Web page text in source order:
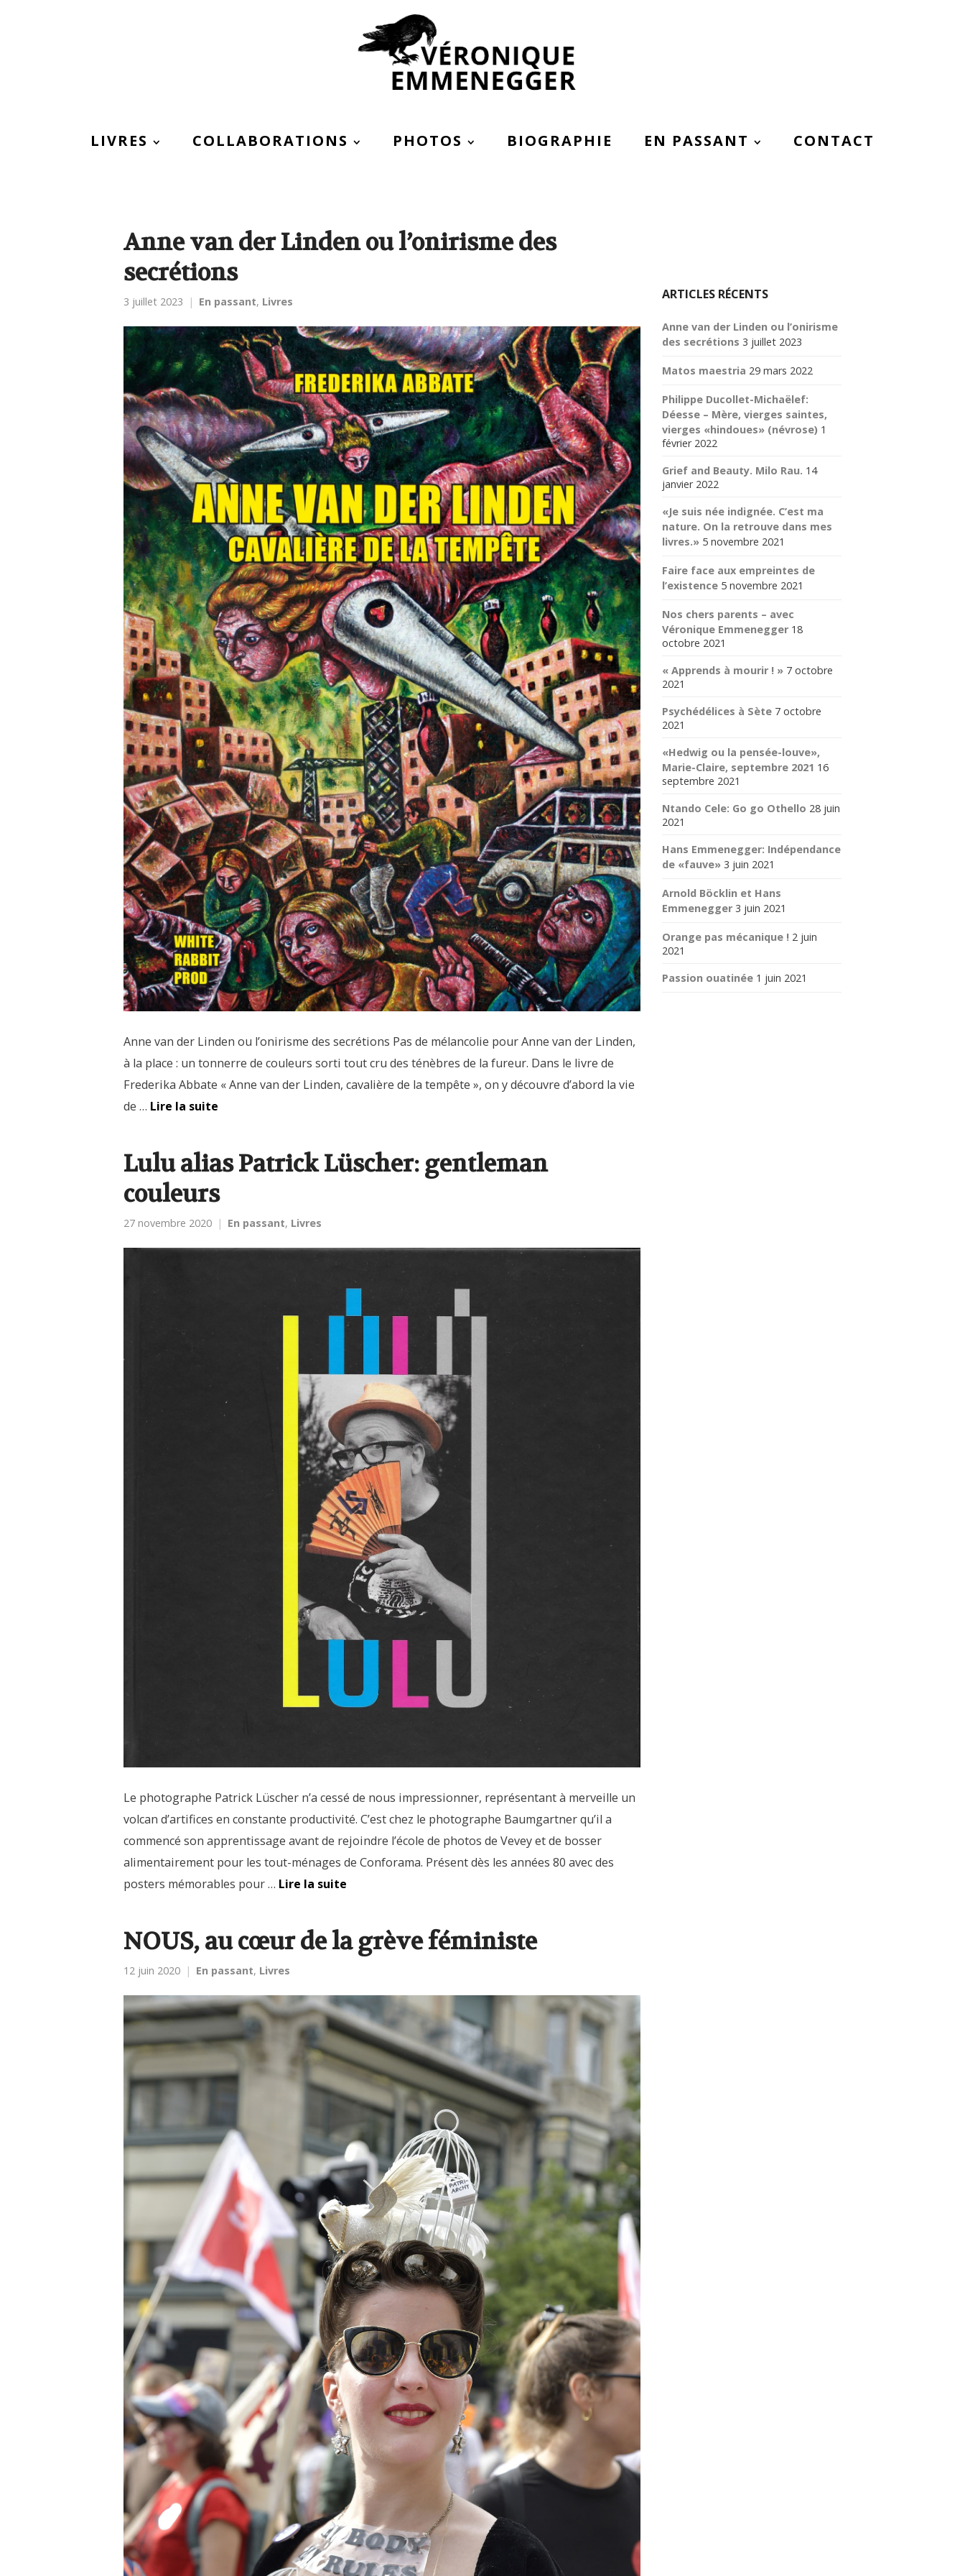
LIVRES COLLABORATIONS PHOTOS BIOGRAPHIE EN PASSANT CONTACT
Anne van der Linden ou l’onirisme des
secrétions
3 juillet 2023 En passant, Livres
Anne van der Linden ou l’onirisme des secrétions Pas de mélancolie pour Anne van der Linden,
à la place : un tonnerre de couleurs sorti tout cru des ténèbres de la fureur. Dans le livre de
Frederika Abbate « Anne van der Linden, cavalière de la tempête », on y découvre d’abord la vie
de … Lire la suite
Lulu alias Patrick Lüscher: gentleman
couleurs
27 novembre 2020 En passant, Livres
Le photographe Patrick Lüscher n’a cessé de nous impressionner, représentant à merveille un
volcan d’artifices en constante productivité. C’est chez le photographe Baumgartner qu’il a
commencé son apprentissage avant de rejoindre l’école de photos de Vevey et de bosser
alimentairement pour les tout-ménages de Conforama. Présent dès les années 80 avec des
posters mémorables pour … Lire la suite
NOUS, au cœur de la grève féministe
12 juin 2020 En passant, Livres
ARTICLES RÉCENTS
Anne van der Linden ou l’onirisme
des secrétions 3 juillet 2023
Matos maestria 29 mars 2022
Philippe Ducollet-Michaëlef:
Déesse – Mère, vierges saintes,
vierges «hindoues» (névrose) 1
février 2022
Grief and Beauty. Milo Rau. 14
janvier 2022
«Je suis née indignée. C’est ma
nature. On la retrouve dans mes
livres.» 5 novembre 2021
Faire face aux empreintes de
l’existence 5 novembre 2021
Nos chers parents – avec
Véronique Emmenegger 18
octobre 2021
« Apprends à mourir ! » 7 octobre
2021
Psychédélices à Sète 7 octobre
2021
«Hedwig ou la pensée-louve»,
Marie-Claire, septembre 2021 16
septembre 2021
Ntando Cele: Go go Othello 28 juin
2021
Hans Emmenegger: Indépendance
de «fauve» 3 juin 2021
Arnold Böcklin et Hans
Emmenegger 3 juin 2021
Orange pas mécanique ! 2 juin
2021
Passion ouatinée 1 juin 2021